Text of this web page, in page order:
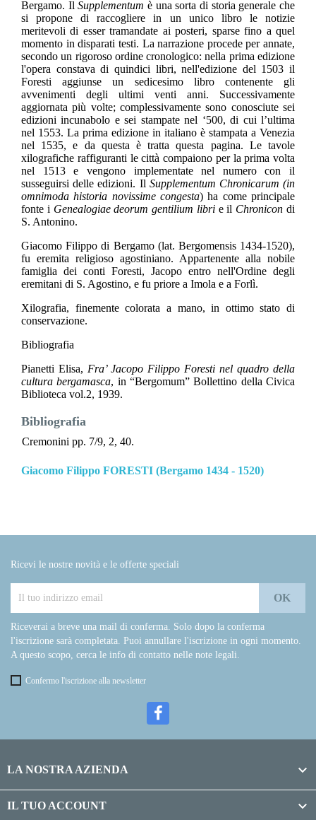
Bergamo. IlSupplementumè una sorta di storia generale che
si propone di raccogliere in un unico libro le notizie
meritevoli di esser tramandate ai posteri, sparse fino a quel
momento in disparati testi. La narrazione procede per annate,
secondo un rigoroso ordine cronologico: nella prima edizione
l'opera constava di quindici libri, nell'edizione del 1503 il
Foresti aggiunse un sedicesimo libro contenente gli
avvenimenti degli ultimi venti anni. Successivamente
aggiornata più volte; complessivamente sono conosciute sei
edizioni incunabolo e sei stampate nel ‘500, di cui l’ultima
nel 1553. La prima edizione in italiano è stampata a Venezia
nel 1535, e da questa è tratta questa pagina. Le tavole
xilografiche raffiguranti le città compaiono per la prima volta
nel 1513 e vengono implementate nel numero con il
susseguirsi delle edizioni. Il Supplementum Chronicarum (in
omnimoda historia novissime congesta) ha come principale
fonte i Genealogiae deorum gentilium librie il Chronicon di
S. Antonino.
Giacomo Filippo di Bergamo (lat. Bergomensis 1434-1520),
fu eremita religioso agostiniano. Appartenente alla nobile
famiglia dei conti Foresti, Jacopo entro nell'Ordine degli
eremitani di S. Agostino, e fu priore a Imola e a Forlì.
Xilografia, finemente colorata a mano, in ottimo stato di
conservazione.
Bibliografia
Pianetti Elisa, Fra’ Jacopo Filippo Foresti nel quadro della
cultura bergamasca, in “Bergomum” Bollettino della Civica
Biblioteca vol.2, 1939.
Bibliografia
Cremonini pp. 7/9, 2, 40.
Giacomo Filippo FORESTI (Bergamo 1434 - 1520)
Ricevi le nostre novità e le offerte speciali
Riceverai a breve una mail di conferma. Solo dopo la conferma
l'iscrizione sarà completata. Puoi annullare l'iscrizione in ogni momento.
A questo scopo, cerca le info di contatto nelle note legali.
Confermo l'iscrizione alla newsletter
LA NOSTRA AZIENDA 
IL TUO ACCOUNT 